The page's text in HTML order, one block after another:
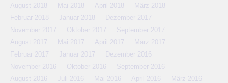
August 2018
Mai 2018 April 2018
März 2018
Februar 2018
Januar 2018
Dezember 2017
November 2017
Oktober 2017
September 2017
August 2017
Mai 2017 April 2017
März 2017
Februar 2017
Januar 2017
Dezember 2016
November 2016
Oktober 2016
September 2016
August 2016
Juli 2016 Mai 2016 April 2016
März 2016